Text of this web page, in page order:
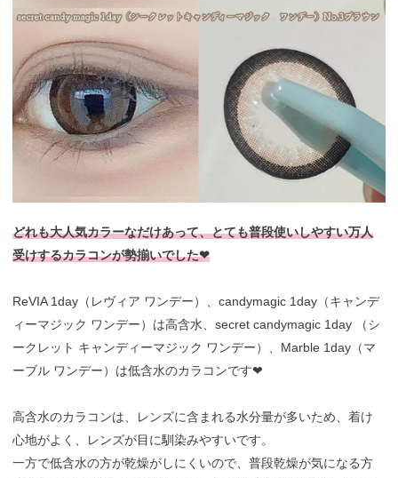
どれも大人気カラーなだけあって、とても普段使いしやすい万人
受けするカラコンが勢揃いでした❤︎
ReVIA 1day（レヴィア ワンデー）、candymagic 1day（キャンデ
ィーマジック ワンデー）は高含水、secret candymagic 1day （シ
ークレット キャンディーマジック ワンデー）、Marble 1day（マ
ーブル ワンデー）は低含水のカラコンです❤︎
高含水のカラコンは、レンズに含まれる水分量が多いため、着け
心地がよく、レンズが目に馴染みやすいです。
一方で低含水の方が乾燥がしにくいので、普段乾燥が気になる方